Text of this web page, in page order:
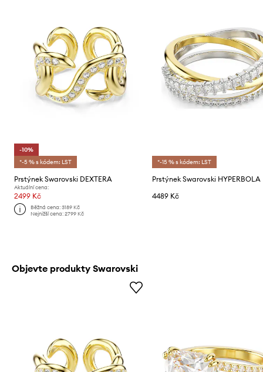
-10%
*-5 % s kódem: LST
Prstýnek Swarovski DEXTERA
Aktuální cena:
2499 Kč
Běžná cena:3189 Kč
Nejnižší cena:2799 Kč
*-15 % s kódem: LST
Prstýnek Swarovski HYPERBOLA
4489 Kč
Objevte produkty Swarovski